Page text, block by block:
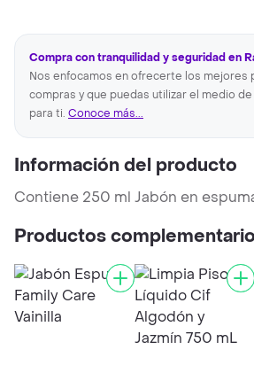
Compra con tranquilidad y seguridad en
Nos enfocamos en ofrecerte los mejores
compras y que puedas utilizar el medio
para ti. Conoce más...
Información del producto
Contiene 250 ml Jabón en
Productos